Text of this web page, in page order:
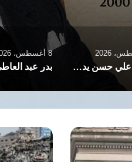
بدر عبد العاطي: نعمل لرفع المعاناة عن الأشقاء في السودان
8 أغسطس، 2026
هندسة
الخنق:
مخطط